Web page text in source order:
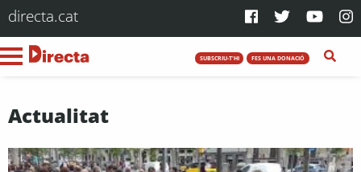
directa.cat
SUBSCRIU-T'HI FES UNA DONACIÓ
Actualitat